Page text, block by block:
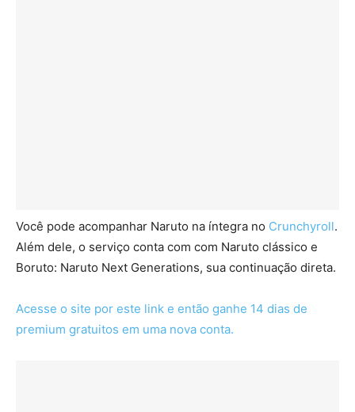
Você pode acompanhar Naruto na íntegra no Crunchyroll.
Além dele, o serviço conta com com Naruto clássico e
Boruto: Naruto Next Generations, sua continuação direta.
Acesse o site por este link e então ganhe 14 dias de
premium gratuitos em uma nova conta.